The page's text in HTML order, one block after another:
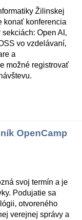
Žilinskej
konať konferencia
Open AI,
vo vzdelávaní,
a
možné registrovať
OpenCamp
svoj termín a je
Podujatie sa
otvoreného
verejnej správy a